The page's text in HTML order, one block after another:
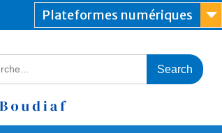
Plateformes numériques